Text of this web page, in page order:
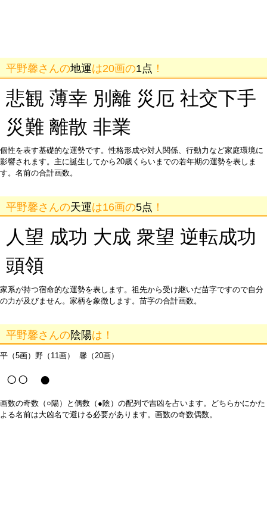
平野馨さんの地運は20画の1点 ！
悲観 薄幸 別離 災厄 社交下手
災難 離散 非業
個性を表す基礎的な運勢です。性格形成や対人関係、行動力など家庭環境に
影響されます。主に誕生してから20歳くらいまでの若年期の運勢を表しま
す。名前の合計画数。
平野馨さんの天運は16画の5点 ！
人望 成功 大成 衆望 逆転成功
頭領
家系が持つ宿命的な運勢を表します。祖先から受け継いだ苗字ですので自分
の力が及びません。家柄を象徴します。苗字の合計画数。
平野馨さんの陰陽は！
平（5画）野（11画） 馨（20画）
○○ ●
画数の奇数（○陽）と偶数（●陰）の配列で吉凶を占います。どちらかにかた
よる名前は大凶名で避ける必要があります。画数の奇数偶数。